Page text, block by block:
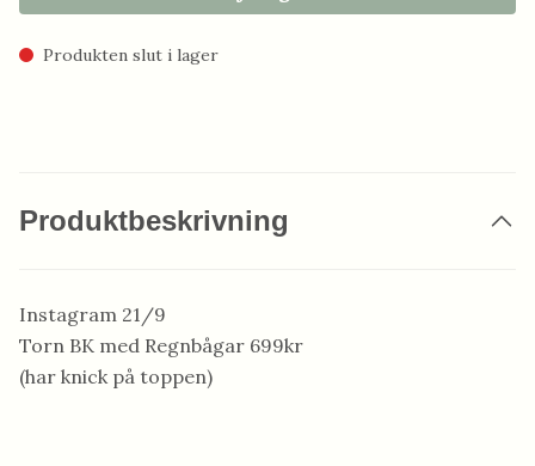
Produkten slut i lager
Produktbeskrivning
Instagram 21/9
Torn BK med Regnbågar 699kr
(har knick på toppen)